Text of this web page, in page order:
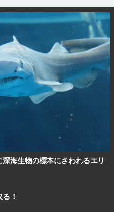
海生物の標本にさわれるエリ
！